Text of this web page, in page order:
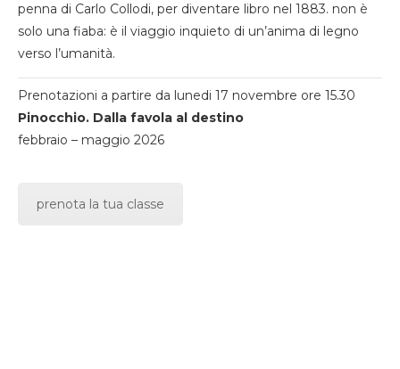
penna di Carlo Collodi, per diventare libro nel 1883. non è
solo una fiaba: è il viaggio inquieto di un’anima di legno
verso l’umanità.
Prenotazioni a partire da lunedi 17 novembre ore 15.30
Pinocchio. Dalla favola al destino
febbraio – maggio 2026
prenota la tua classe